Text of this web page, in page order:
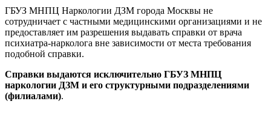
ГБУЗ МНПЦ Наркологии ДЗМ города Москвы не
сотрудничает с частными медицинскими организациями и не
предоставляет им разрешения выдавать справки от врача
психиатра-нарколога вне зависимости от места требования
подобной справки.
Справки выдаются исключительно ГБУЗ МНПЦ
наркологии ДЗМ и его структурными подразделениями
(филиалами).